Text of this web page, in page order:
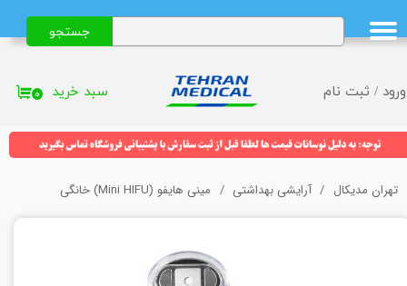
ورود / ثبت نام
حساب کاربری من
تغییر گذر واژه
خروج از حساب کاربری
جستجو
۰ سبد خرید
تهران مدیکال آرایشی بهداشتی مینی هایفو (Mini HIFU) خانگی